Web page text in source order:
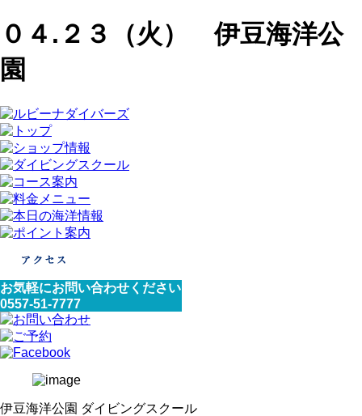
０４.２３（火） 伊豆海洋公
園
お気軽にお問い合わせください
0557-51-7777
伊豆海洋公園 ダイビングスクール